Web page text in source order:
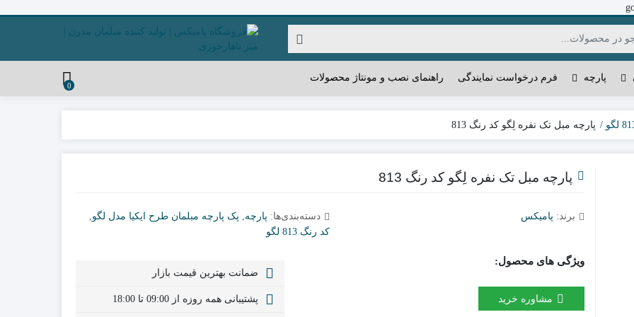
پارچه فرم درخواست نمایندگی راهنمای نصب و مونتاژ محصولات
0
پارچه مبل تک نفره لِگو کد رنگ 813
پارچه مبل تک نفره لِگو کد رنگ 813
برند: پامیکس دسته‌بندی‌ها: پارچه, پک پارچه مبلمان طرح ایکیا مدل لگو,
کد رنگ 813 لگو
ویژگی های محصول:
مشاوره خرید
ضمانت بهترین قیمت بازار
پشتیبانی همه روزه از 09:00 تا 18:00